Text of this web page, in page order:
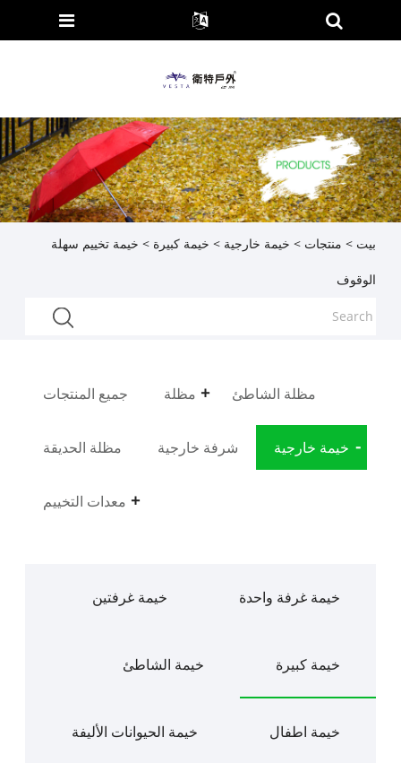
بيت > منتجات > خيمة خارجية > خيمة كبيرة > خيمة تخييم سهلة
الوقوف
جميع المنتجات مظلة مظلة الشاطئ
مظلة الحديقة شرفة خارجية خيمة خارجية
معدات التخييم
خيمة غرفة واحدة خيمة غرفتين
خيمة كبيرة خيمة الشاطئ
خيمة اطفال خيمة الحيوانات الأليفة